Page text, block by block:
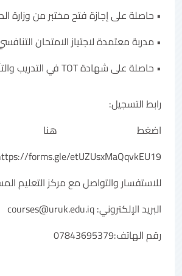
• حاصلة على إجازة فتح مختبر من وزارة
• مدربة معتمدة لاجتياز الامتحان
• حاصلة على شهادة TOT في التدريب والتأهيل
رابط التسجيل:
اضغط هنا
forms.gle/etUZUsxMaQqvkEU19
للاستفسار والتواصل مع مركز التعليم
البريد الإلكتروني: courses@uruk.edu.iq
رقم الهاتف:07843695379